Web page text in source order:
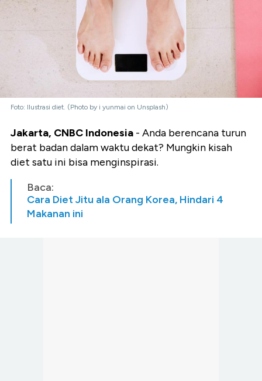
Foto: Ilustrasi diet. (Photo by i yunmai on Unsplash)
Jakarta, CNBC Indonesia - Anda berencana turun
berat badan dalam waktu dekat? Mungkin kisah
diet satu ini bisa menginspirasi.
Baca:
Cara Diet Jitu ala Orang Korea, Hindari 4
Makanan ini